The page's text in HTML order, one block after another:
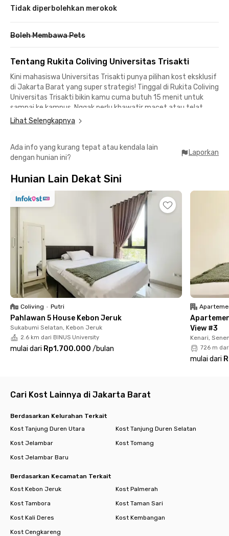
Tidak diperbolehkan merokok
Boleh Membawa Pets
Tentang Rukita Coliving Universitas Trisakti
Kini mahasiswa Universitas Trisakti punya pilihan kost eksklusif
di Jakarta Barat yang super strategis! Tinggal di Rukita Coliving
Universitas Trisakti bikin kamu cuma butuh 15 menit untuk
sampai ke kampus. Nggak perlu khawatir macet atau telat
kuliah pagi lagi.
menjangkau berbagai fasilitas publik. Pusat perbelanjaan
ternama seperti Mall Taman Anggrek, Central Park, dan Mal
kebutuhan medis, RS Sumber Waras adalah rumah sakit
terdekat dengan akses 10 menit saja.
Bagi kamu yang sering menggunakan transportasi umum, kost
strategis dekat KRL ini memberikan banyak pilihan. Stasiun
Grogol, Stasiun Duri, hingga Stasiun Tanah Abang bisa dijangkau
dalam 15–20 menit. Bahkan, Bandara Soekarno-Hatta hanya
berjarak sekitar 30 menit berkendara.
Fasilitas di Rukita Coliving Universitas Trisakti pun sangat
lengkap. Kamu bisa memilih berbagai tipe kamar sesuai
kebutuhan, mulai dari Pocket Single, Regular Single, Superior
Double, hingga Regular Queen. Semua kamar sudah fully
furnished dengan kamar mandi dalam dan biaya sewa bulanan
sudah termasuk listrik.
Jangan tunda lagi, segera booking online kost eksklusif dekat
Universitas Trisakti ini sekarang juga dan rasakan pengalaman
tinggal yang nyaman, modern, dan bebas repot bersama
Lihat Selengkapnya
Ada info yang kurang tepat atau kendala lain
dengan hunian ini?
Laporkan
Hunian Lain Dekat Sini
Coliving • Putri
Pahlawan 5 House Kebon Jeruk
Sukabumi Selatan, Kebon Jeruk
2.6 km dari BINUS University
mulai dari Rp1.700.000 /bulan
View #3
Kenari,
726 m
mulai dari
Cari Kost Lainnya di Jakarta Barat
Berdasarkan Kelurahan Terkait
Kost Tanjung Duren Utara
Kost Tanjung Duren Selatan
Kost Jelambar
Kost Tomang
Kost Jelambar Baru
Berdasarkan Kecamatan Terkait
Kost Kebon Jeruk
Kost Palmerah
Kost Tambora
Kost Taman Sari
Kost Kali Deres
Kost Kembangan
Kost Cengkareng